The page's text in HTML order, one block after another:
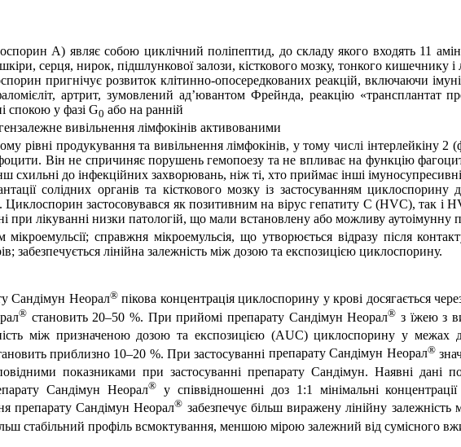
А) являє собою циклічний поліпептид, до складу якого входять 11
серця, нирок, підшлункової залози, кісткового мозку, тонкого кишечнику і
пригнічує розвиток клітинно-опосередкованих реакцій, включаючи
артрит, зумовлений ад’ювантом Фрейнда, реакцію «трансплантат
спокою у фазі G0 або на ранній
вивільнення лімфокінів активованими
рівні продукування та вивільнення лімфокінів, у тому числі інтерлейкіну 2
Він не спричиняє порушень гемопоезу та не впливає на функцію
схильні до інфекційних захворювань, ніж ті, хто приймає інші
солідних органів та кісткового мозку із застосуванням
Циклоспорин застосовувався як позитивним на вірус гепатиту С (HVC), так і
при лікуванні низки патологій, що мали встановлену або можливу аутоімунну
справжня мікроемульсія, що утворюється відразу після
забезпечується лінійна залежність між дозою та експозицією циклоспорину.
Сандімун Неорал® пікова концентрація циклоспорину у крові досягається
® становить 20–50 %. При прийомі препарату Сандімун Неорал® з їжею з
між призначеною дозою та експозицією (AUC) циклоспорину у межах
приблизно 10–20 %. При застосуванні препарату Сандімун Неорал®
показниками при застосуванні препарату Сандімун. Наявні дані
Сандімун Неорал® у співвідношенні доз 1:1 мінімальні
препарату Сандімун Неорал® забезпечує більш виражену лінійну
стабільний профіль всмоктування, меншою мірою залежний від сумісного